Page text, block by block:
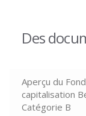
Des
Aperçu du
capitalisation
Catégorie B